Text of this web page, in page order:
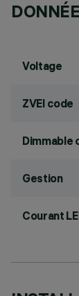
Voltage
ZVEI code
Dimmable
Gestion
Courant